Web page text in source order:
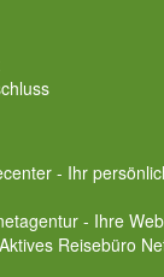
- Ihr
- Ihre
Aktives Reisebüro